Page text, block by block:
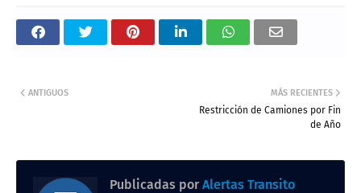
MÁS RECIENTES
Restricción de Camiones por Fin
de Año
ANTIGUOS
Publicadas por Alertas Transito